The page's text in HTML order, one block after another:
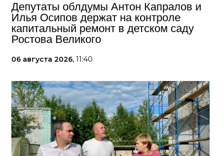
Депутаты облдумы Антон Капралов и
Илья Осипов держат на контроле
капитальный ремонт в детском саду
Ростова Великого
06 августа 2026, 11:40